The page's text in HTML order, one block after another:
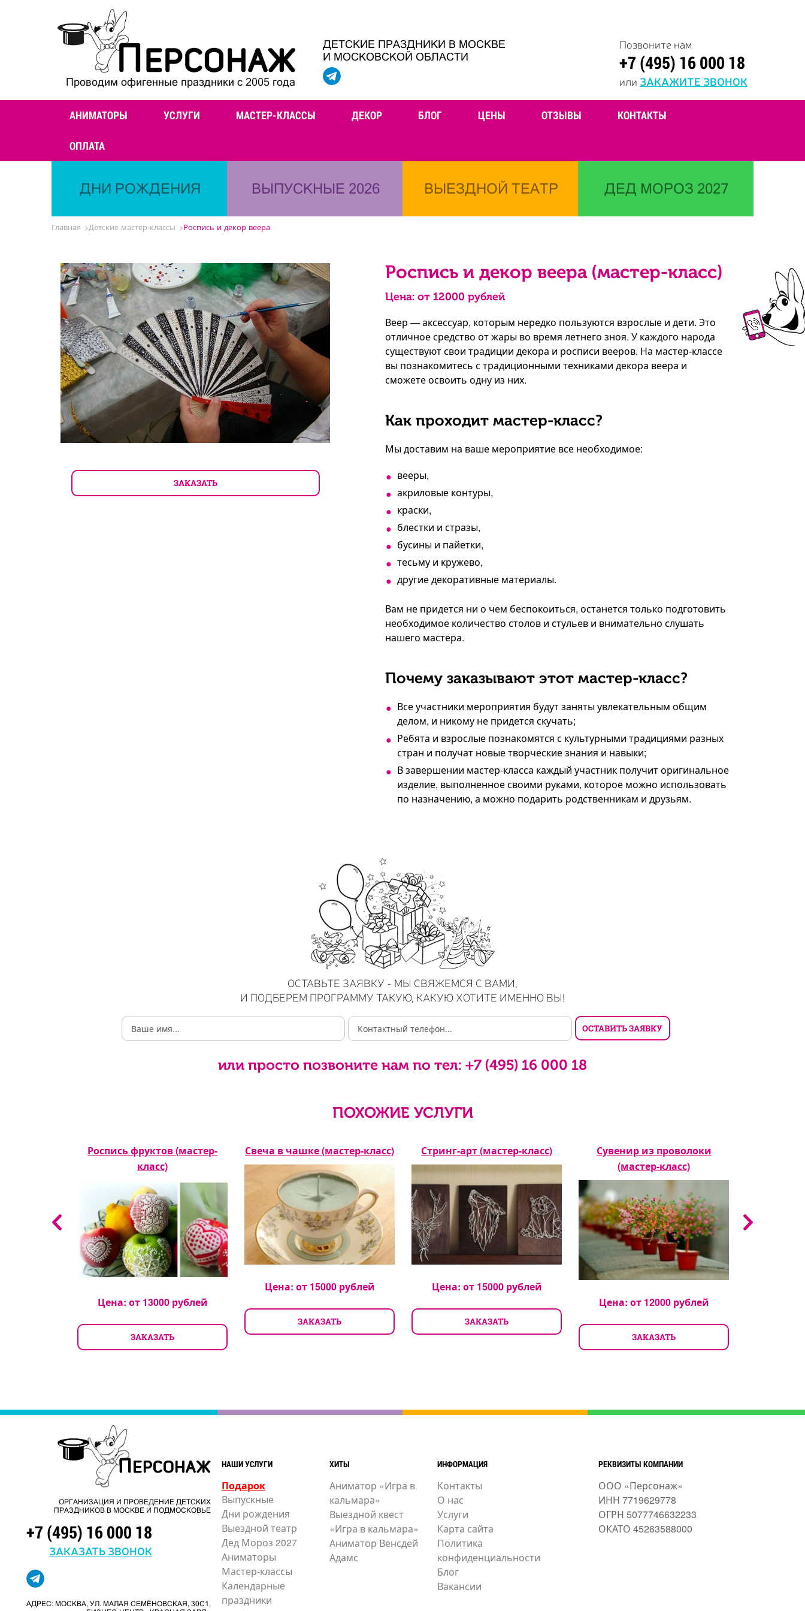
Проводим офигенные праздники с 2005 года
ДЕТСКИЕ ПРАЗДНИКИ В МОСКВЕ
И МОСКОВСКОЙ ОБЛАСТИ
Позвоните нам
+7 (495) 16 000 18
или ЗАКАЖИТЕ ЗВОНОК
АНИМАТОРЫ УСЛУГИ МАСТЕР-КЛАССЫ ДЕКОР БЛОГ ЦЕНЫ ОТЗЫВЫ КОНТАКТЫ
ОПЛАТА
ДНИ РОЖДЕНИЯ ВЫПУСКНЫЕ 2026 ВЫЕЗДНОЙ ТЕАТР ДЕД МОРОЗ 2027
Главная Детские мастер-классы Роспись и декор веера
ЗАКАЗАТЬ
Роспись и декор веера (мастер-класс)
Цена: от 12000 рублей
Веер — аксессуар, которым нередко пользуются взрослые и дети. Это
отличное средство от жары во время летнего зноя. У каждого народа
существуют свои традиции декора и росписи вееров. На мастер-классе
вы познакомитесь с традиционными техниками декора веера и
сможете освоить одну из них.
Как проходит мастер-класс?
Мы доставим на ваше мероприятие все необходимое:
вееры,
акриловые контуры,
краски,
блестки и стразы,
бусины и пайетки,
тесьму и кружево,
другие декоративные материалы.
Вам не придется ни о чем беспокоиться, останется только подготовить
необходимое количество столов и стульев и внимательно слушать
нашего мастера.
Почему заказывают этот мастер-класс?
Все участники мероприятия будут заняты увлекательным общим
делом, и никому не придется скучать;
Ребята и взрослые познакомятся с культурными традициями разных
стран и получат новые творческие знания и навыки;
В завершении мастер-класса каждый участник получит оригинальное
изделие, выполненное своими руками, которое можно использовать
по назначению, а можно подарить родственникам и друзьям.
ОСТАВЬТЕ ЗАЯВКУ - МЫ СВЯЖЕМСЯ С ВАМИ,
И ПОДБЕРЕМ ПРОГРАММУ ТАКУЮ, КАКУЮ ХОТИТЕ ИМЕННО ВЫ!
или просто позвоните нам по тел: +7 (495) 16 000 18
ПОХОЖИЕ УСЛУГИ
Роспись фруктов (мастер-
класс)
Цена: от 13000рублей
ЗАКАЗАТЬ
Свеча в чашке (мастер-класс)
Цена: от 15000рублей
ЗАКАЗАТЬ
Стринг-арт (мастер-класс)
Цена: от 15000рублей
ЗАКАЗАТЬ
Сувенир из проволоки
(мастер-класс)
Цена: от 12000рублей
ЗАКАЗАТЬ
ОРГАНИЗАЦИЯ И ПРОВЕДЕНИЕ ДЕТСКИХ
ПРАЗДНИКОВ В МОСКВЕ И ПОДМОСКОВЬЕ
+7 (495) 16 000 18
ЗАКАЗАТЬ ЗВОНОК
АДРЕС: МОСКВА, УЛ. МАЛАЯ СЕМЁНОВСКАЯ, 30С1,
НАШИ УСЛУГИ
Подарок
Выпускные
Дни рождения
Выездной театр
Дед Мороз 2027
Аниматоры
Мастер-классы
Календарные
праздники
ХИТЫ
Аниматор «Игра в
кальмара»
Выездной квест
«Игра в кальмара»
Аниматор Венсдей
Адамс
ИНФОРМАЦИЯ
Контакты
О нас
Услуги
Карта сайта
Политика
конфиденциальности
Блог
Вакансии
РЕКВИЗИТЫ КОМПАНИИ
ООО «Персонаж»
ИНН 7719629778
ОГРН 5077746632233
ОКАТО 45263588000